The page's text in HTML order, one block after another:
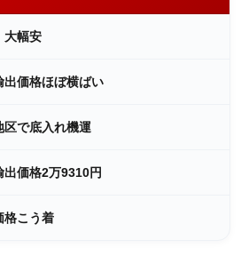
幅安
出価格ほぼ横ばい
区で底入れ機運
価格2万9310円
格こう着